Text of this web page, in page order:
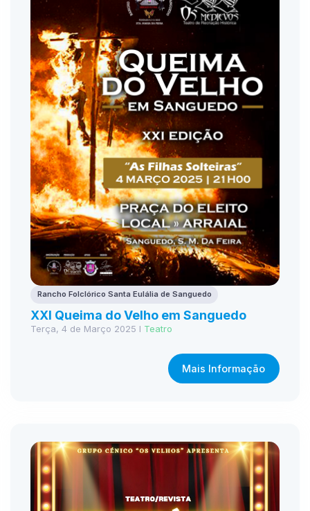
Rancho Folclórico Santa Eulália de Sanguedo
XXI Queima do Velho em Sanguedo
Terça, 4 de Março 2025 I Teatro
Mais Informação